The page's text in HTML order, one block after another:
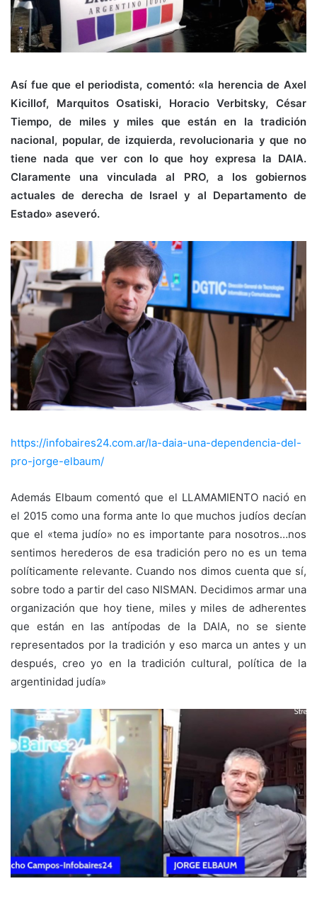
Así fue que el periodista, comentó: «la herencia de Axel
Kicillof, Marquitos Osatiski, Horacio Verbitsky, César
Tiempo, de miles y miles que están en la tradición
nacional, popular, de izquierda, revolucionaria y que no
tiene nada que ver con lo que hoy expresa la DAIA.
Claramente una vinculada al PRO, a los gobiernos
actuales de derecha de Israel y al Departamento de
Estado» aseveró.
https://infobaires24.com.ar/la-daia-una-dependencia-del-
pro-jorge-elbaum/
Además Elbaum comentó que el LLAMAMIENTO nació en
el 2015 como una forma ante lo que muchos judíos decían
que el «tema judío» no es importante para nosotros…nos
sentimos herederos de esa tradición pero no es un tema
políticamente relevante. Cuando nos dimos cuenta que sí,
sobre todo a partir del caso NISMAN. Decidimos armar una
organización que hoy tiene, miles y miles de adherentes
que están en las antípodas de la DAIA, no se siente
representados por la tradición y eso marca un antes y un
después, creo yo en la tradición cultural, política de la
argentinidad judía»